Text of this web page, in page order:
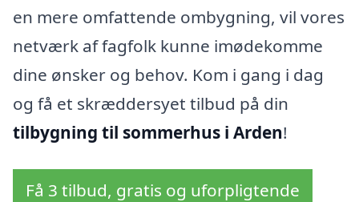
en mere omfattende ombygning, vil vores
netværk af fagfolk kunne imødekomme
dine ønsker og behov. Kom i gang i dag
og få et skræddersyet tilbud på din
tilbygning til sommerhus i Arden!
Få 3 tilbud, gratis og uforpligtende